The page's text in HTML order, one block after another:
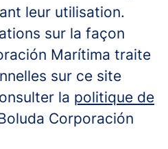
leur utilisation.
sur la façon
Marítima traite
sur ce site
la politique de
Corporación